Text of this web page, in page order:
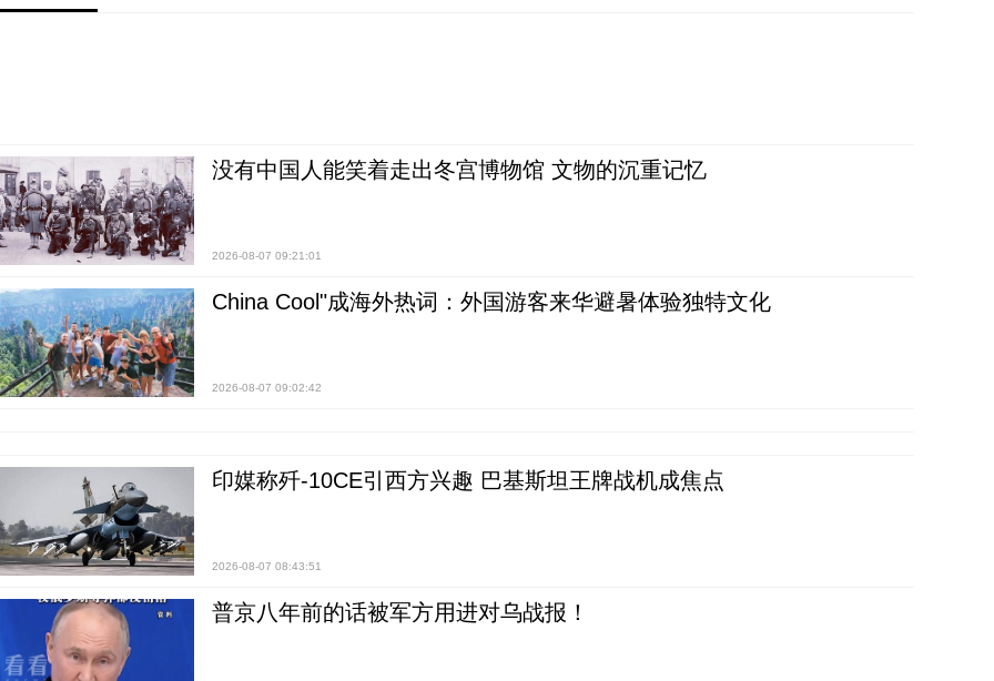
没有中国人能笑着走出冬宫博物馆 文物的沉重记忆
2026-08-07 09:21:01
China Cool"成海外热词：外国游客来华避暑体验独特文化
2026-08-07 09:02:42
印媒称歼-10CE引西方兴趣 巴基斯坦王牌战机成焦点
2026-08-07 08:43:51
普京八年前的话被军方用进对乌战报！